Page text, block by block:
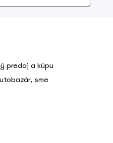
predaj a kúpu
sme